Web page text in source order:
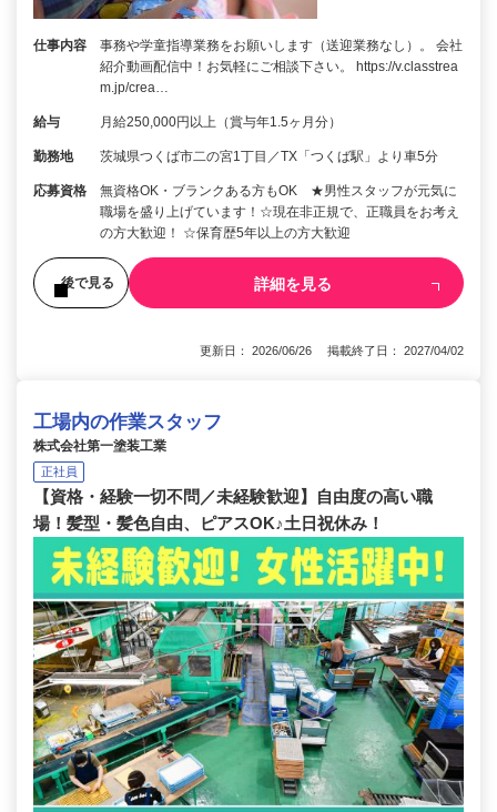
仕事内容
事務や学童指導業務をお願いします（送迎業務なし）。 会社
紹介動画配信中！お気軽にご相談下さい。 https://v.classtrea
m.jp/crea…
給与 月給250,000円以上（賞与年1.5ヶ月分）
勤務地 茨城県つくば市二の宮1丁目／TX「つくば駅」より車5分
応募資格
無資格OK・ブランクある方もOK ★男性スタッフが元気に
職場を盛り上げています！☆現在非正規で、正職員をお考え
の方大歓迎！ ☆保育歴5年以上の方大歓迎
後で見る 詳細を見る
更新日： 2026/06/26 掲載終了日： 2027/04/02
工場内の作業スタッフ
株式会社第一塗装工業
正社員
【資格・経験一切不問／未経験歓迎】自由度の高い職
場！髪型・髪色自由、ピアスOK♪土日祝休み！